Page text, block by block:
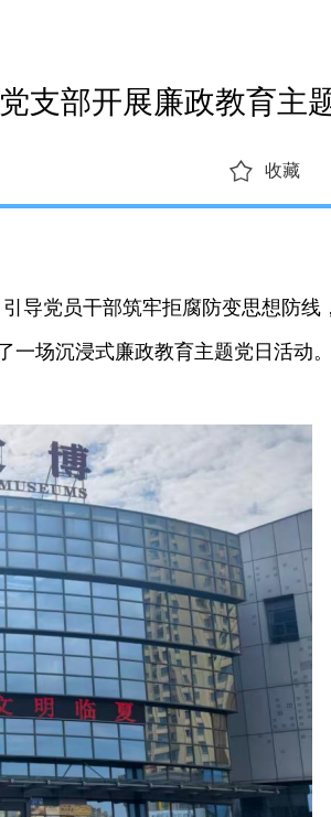
支部开展廉政教育主
收藏
导党员干部筑牢拒腐防变思想防线
一场沉浸式廉政教育主题党日活动。